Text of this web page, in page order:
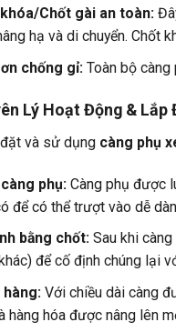
Chốt gài an toàn:
hạ và di chuyển. Chốt
chống gỉ: Toàn bộ
Lý Hoạt Động & Lắp
và sử dụng càng phụ
phụ: Càng phụ được
để có thể trượt vào dễ
bằng chốt: Sau khi
để cố định chúng lại
hàng: Với chiều dài càng
hàng hóa được nâng lên